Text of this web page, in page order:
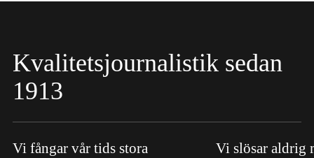
Kvalitetsjournalistik sedan
1913
Vi fångar vår tids stora
Vi slösar aldrig